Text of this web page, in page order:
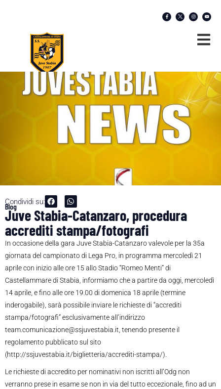
Condividi su:
Blog
Juve Stabia-Catanzaro, procedura
accrediti stampa/fotografi
In occasione della gara Juve Stabia-Catanzaro valevole per la 35a
giornata del campionato di Lega Pro, in programma mercoledì 21
aprile con inizio alle ore 15 allo Stadio “Romeo Menti” di
Castellammare di Stabia, informiamo che a partire da oggi, mercoledì
14 aprile, e fino alle ore 19.00 di domenica 18 aprile (termine
inderogabile), sarà possibile inviare le richieste di “accrediti
stampa/fotografi” esclusivamente all’indirizzo
team.comunicazione@ssjuvestabia.it, tenendo presente il
regolamento pubblicato sul sito
(http://ssjuvestabia.it/biglietteria/accrediti-stampa/).
Le richieste di accredito per nominativi non iscritti all’Odg non
verranno prese in esame se non in via del tutto eccezionale, fino ad un